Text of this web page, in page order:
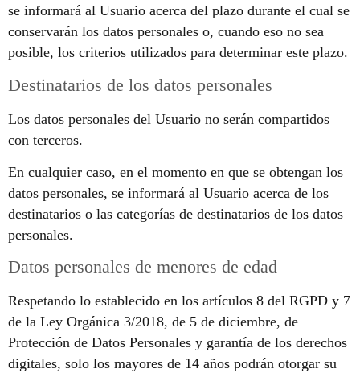
se informará al Usuario acerca del plazo durante el cual se
conservarán los datos personales o, cuando eso no sea
posible, los criterios utilizados para determinar este plazo.
Destinatarios de los datos personales
Los datos personales del Usuario no serán compartidos
con terceros.
En cualquier caso, en el momento en que se obtengan los
datos personales, se informará al Usuario acerca de los
destinatarios o las categorías de destinatarios de los datos
personales.
Datos personales de menores de edad
Respetando lo establecido en los artículos 8 del RGPD y 7
de la Ley Orgánica 3/2018, de 5 de diciembre, de
Protección de Datos Personales y garantía de los derechos
digitales, solo los mayores de 14 años podrán otorgar su